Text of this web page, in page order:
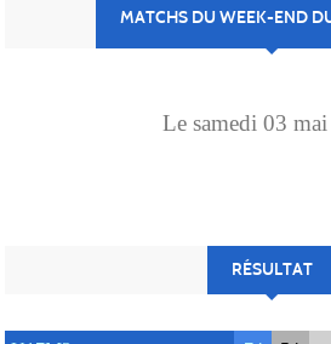
MATCHS DU WEEK-END
Le samedi 03 mai
RÉSULTAT